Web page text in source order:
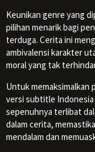
Keunikan genre yang
pilihan menarik bagi
terduga. Cerita ini
ambivalensi karakter
moral yang tak
Untuk memaksimalkan
versi subtitle
sepenuhnya terlibat
dalam cerita,
mendalam dan